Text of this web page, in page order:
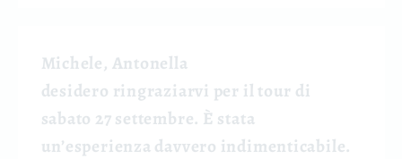
Michele, Antonella
desidero ringraziarvi per il tour di
sabato 27 settembre. È stata
un’esperienza davvero indimenticabile.